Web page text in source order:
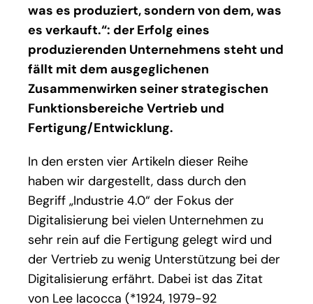
was es produziert, sondern von dem, was
es verkauft.“: der Erfolg eines
produzierenden Unternehmens steht und
fällt mit dem ausgeglichenen
Zusammenwirken seiner strategischen
Funktionsbereiche Vertrieb und
Fertigung/Entwicklung.
In den ersten vier Artikeln dieser Reihe
haben wir dargestellt, dass durch den
Begriff „Industrie 4.0“ der Fokus der
Digitalisierung bei vielen Unternehmen zu
sehr rein auf die Fertigung gelegt wird und
der Vertrieb zu wenig Unterstützung bei der
Digitalisierung erfährt. Dabei ist das Zitat
von Lee Iacocca (*1924, 1979-92